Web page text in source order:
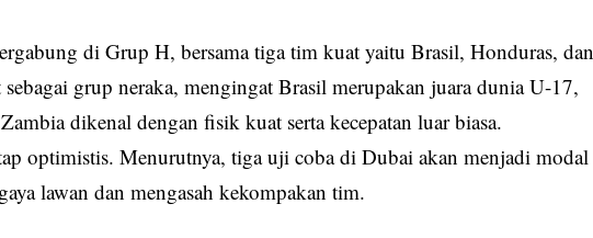
di Grup H, bersama tiga tim kuat yaitu Brasil, Honduras, dan
grup neraka, mengingat Brasil merupakan juara dunia U-17,
dikenal dengan fisik kuat serta kecepatan luar biasa.
optimistis. Menurutnya, tiga uji coba di Dubai akan menjadi modal
lawan dan mengasah kekompakan tim.